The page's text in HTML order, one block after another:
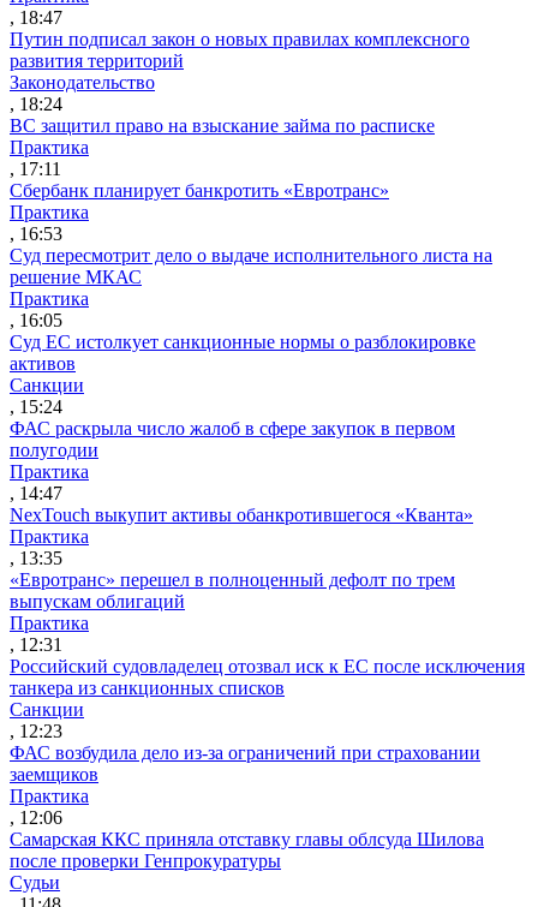
, 18:47
Путин подписал закон о новых правилах комплексного
развития территорий
Законодательство
, 18:24
ВС защитил право на взыскание займа по расписке
Практика
, 17:11
Сбербанк планирует банкротить «Евротранс»
Практика
, 16:53
Суд пересмотрит дело о выдаче исполнительного листа на
решение МКАС
Практика
, 16:05
Суд ЕС истолкует санкционные нормы о разблокировке
активов
Санкции
, 15:24
ФАС раскрыла число жалоб в сфере закупок в первом
полугодии
Практика
, 14:47
NexTouch выкупит активы обанкротившегося «Кванта»
Практика
, 13:35
«Евротранс» перешел в полноценный дефолт по трем
выпускам облигаций
Практика
, 12:31
Российский судовладелец отозвал иск к ЕС после исключения
танкера из санкционных списков
Санкции
, 12:23
ФАС возбудила дело из-за ограничений при страховании
заемщиков
Практика
, 12:06
Самарская ККС приняла отставку главы облсуда Шилова
после проверки Генпрокуратуры
Судьи